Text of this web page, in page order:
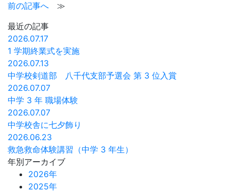
前の記事へ ≫
最近の記事
2026.07.17
1 学期終業式を実施
2026.07.13
中学校剣道部 八千代支部予選会 第 3 位入賞
2026.07.07
中学 3 年 職場体験
2026.07.07
中学校舎に七夕飾り
2026.06.23
救急救命体験講習（中学 3 年生）
年別アーカイブ
2026年
2025年